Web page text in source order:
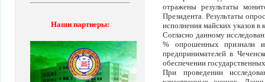
Наши партнеры:
отражены результаты
Президента. Результаты
исполнения майских указов в
Согласно данному
% опрошенных признали
предпринимателей в
обеспечении
При проведении